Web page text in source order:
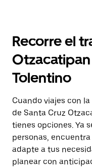
Recorre el
Tolentino
Cuando viajes con
de Santa Cruz
tienes opciones. Ya
personas,
adapte a tus
planear con